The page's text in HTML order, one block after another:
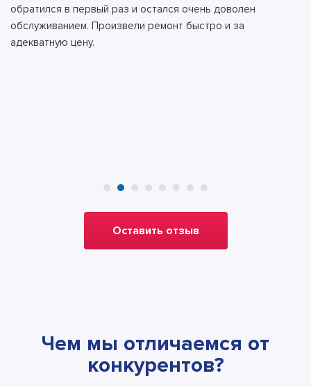
обратился в первый раз и остался очень доволен
обслуживанием. Произвели ремонт быстро и за
адекватную цену.
Оставить отзыв
Чем мы отличаемся от
конкурентов?